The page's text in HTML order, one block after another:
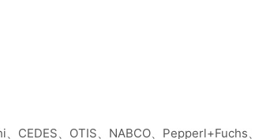
CEDES、OTIS、NABCO、Pepperl+Fuchs